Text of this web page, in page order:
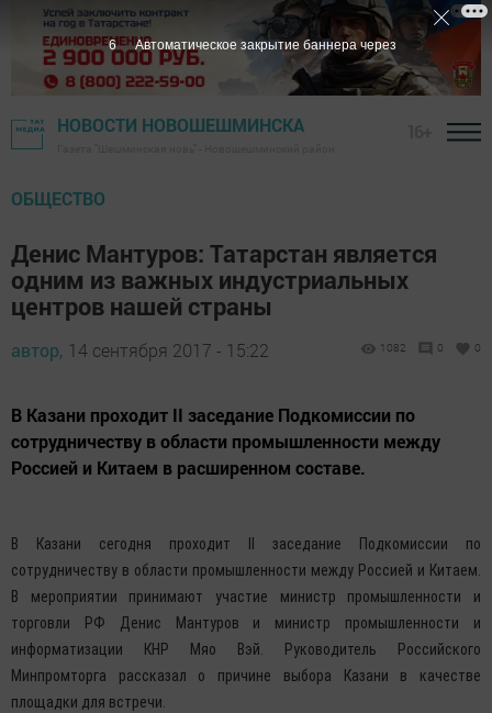
НОВОСТИ НОВОШЕШМИНСКА
ОБЩЕСТВО
Денис Мантуров: Татарстан является
одним из важных индустриальных
центров нашей страны
автор, 14 сентября 2017 - 15:22 1082 0 0
В Казани проходит II заседание Подкомиссии по
сотрудничеству в области промышленности между
Россией и Китаем в расширенном составе.
В Казани сегодня проходит II заседание Подкомиссии по
сотрудничеству в области промышленности между Россией и Китаем.
В мероприятии принимают участие министр промышленности и
торговли РФ Денис Мантуров и министр промышленности и
информатизации КНР Мяо Вэй. Руководитель Российского
Минпромторга рассказал о причине выбора Казани в качестве
площадки для встречи.
5 Автоматическое закрытие баннера через